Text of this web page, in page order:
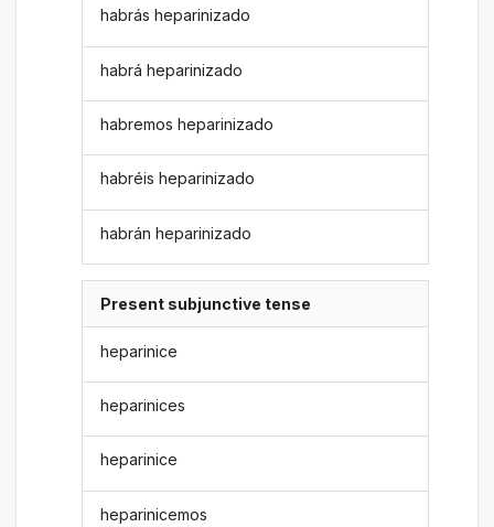
habrás heparinizado
habrá heparinizado
habremos heparinizado
habréis heparinizado
habrán heparinizado
Present subjunctive tense
heparinice
heparinices
heparinice
heparinicemos